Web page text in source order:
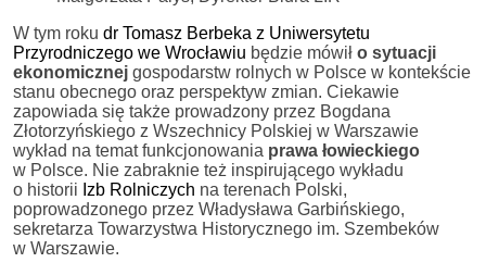
W tym roku dr Tomasz Berbeka z Uniwersytetu
Przyrodniczego we Wrocławiu będzie mówił o sytuacji
ekonomicznej gospodarstw rolnych w Polsce w kontekście
stanu obecnego oraz perspektyw zmian. Ciekawie
zapowiada się także prowadzony przez Bogdana
Złotorzyńskiego z Wszechnicy Polskiej w Warszawie
wykład na temat funkcjonowania prawa łowieckiego
w Polsce. Nie zabraknie też inspirującego wykładu
o historii Izb Rolniczych na terenach Polski,
poprowadzonego przez Władysława Garbińskiego,
sekretarza Towarzystwa Historycznego im. Szembeków
w Warszawie.